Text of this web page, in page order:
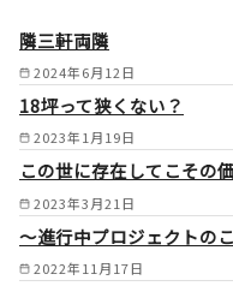
綾瀬市 /
座間市 /
伊勢原市
相模原
2024年6月12日
隣三軒両隣
2023年1月19日
18坪って狭くない？
2023年3月21日
この世に存在してこその
2022年11月17日
～進行中プロジェクトの